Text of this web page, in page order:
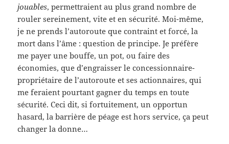
jouables, permettraient au plus grand nombre de
rouler sereinement, vite et en sécurité. Moi-même,
je ne prends l’autoroute que contraint et forcé, la
mort dans l’âme : question de principe. Je préfère
me payer une bouffe, un pot, ou faire des
économies, que d’engraisser le concessionnaire-
propriétaire de l’autoroute et ses actionnaires, qui
me feraient pourtant gagner du temps en toute
sécurité. Ceci dit, si fortuitement, un opportun
hasard, la barrière de péage est hors service, ça peut
changer la donne…